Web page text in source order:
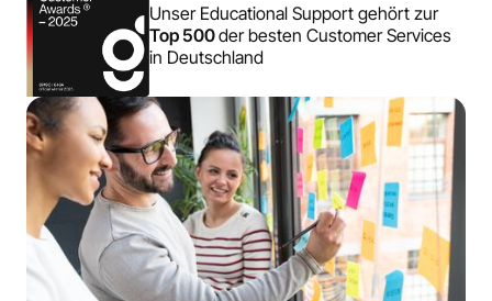
Unser Educational Support gehört zur
Top 500der besten Customer Services
in Deutschland